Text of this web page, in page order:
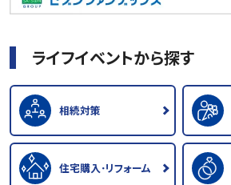
ライフイベントから探す
相続対策
住宅購入･リフォーム